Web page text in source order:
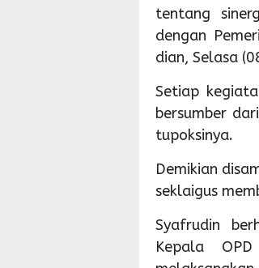
tentang
dengan
dian, Selasa
Setiap
bersumber
tupoksinya.
Demikian
seklaigus
Syafrudin
Kepala